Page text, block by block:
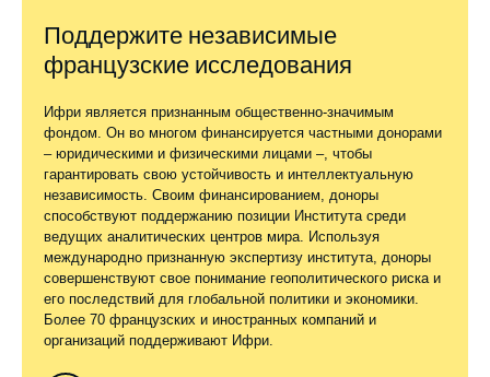
Поддержите независимые
французские исследования
Ифри является признанным общественно-значимым
фондом. Он во многом финансируется частными донорами
– юридическими и физическими лицами –, чтобы
гарантировать свою устойчивость и интеллектуальную
независимость. Своим финансированием, доноры
способствуют поддержанию позиции Института среди
ведущих аналитических центров мира. Используя
международно признанную экспертизу института, доноры
совершенствуют свое понимание геополитического риска и
его последствий для глобальной политики и экономики.
Более 70 французских и иностранных компаний и
организаций поддерживают Ифри.